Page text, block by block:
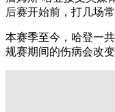
后赛开始前，打几场
本赛季至今，哈登一
规赛期间的伤病会改